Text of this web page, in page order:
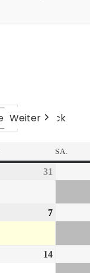
Zurück
Heute
Weiter
SA.
31
7
14